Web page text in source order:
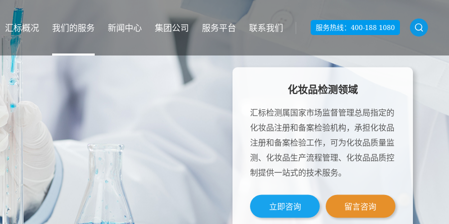
汇标概况 我们的服务 新闻中心 集团公司 服务平台 联系我们 服务热线： 400-188 1080
化妆品检测领域
汇标检测属国家市场监督管理总局指定的
化妆品注册和备案检验机构，承担化妆品
注册和备案检验工作，可为化妆品质量监
测、化妆品生产流程管理、化妆品品质控
制提供一站式的技术服务。
立即咨询 留言咨询